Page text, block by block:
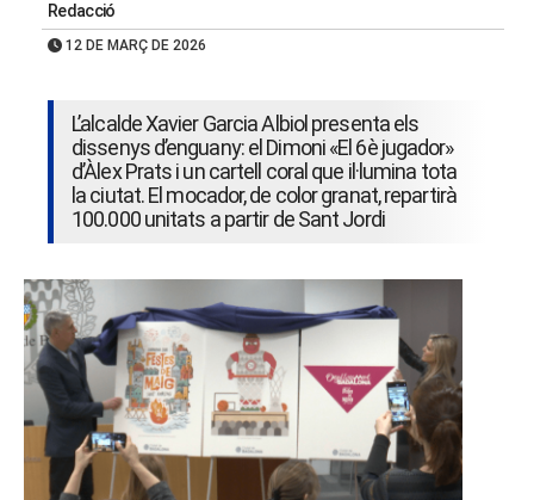
Redacció
12 DE MARÇ DE 2026
L’alcalde Xavier Garcia Albiol presenta els
dissenys d’enguany: el Dimoni «El 6è jugador»
d’Àlex Prats i un cartell coral que il·lumina tota
la ciutat. El mocador, de color granat, repartirà
100.000 unitats a partir de Sant Jordi